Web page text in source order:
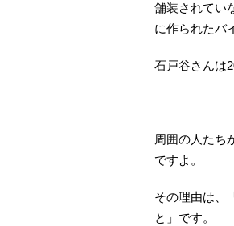
舗装されてい
に作られたバ
石戸谷さんは
周囲の人たち
ですよ。
その理由は、
と」です。